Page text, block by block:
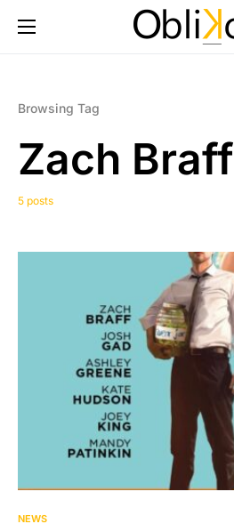
Browsing Tag
Zach Braff
5 posts
NEWS